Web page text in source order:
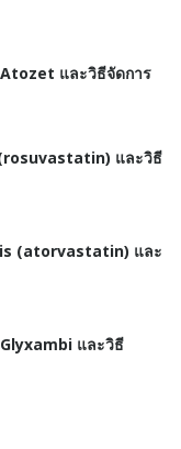
Atozet และวิธีจัดการ
และวิธี
(atorvastatin) และ
Glyxambi และวิธี